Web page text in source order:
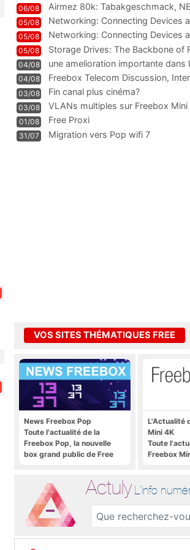
06/08
Airmez 80k: Tabakgeschmack,
Technologie und Leistung im
05/08 Networking: Connecting Devices
05/08
Networking: Connecting Devices
Information
05/08
Storage Drives: The Backbone of
Management
04/08
une amelioration importante dans
WIFI
04/08
Freebox Telecom Discussion,
Communi
03/08 Fin canal plus cinéma?
03/08 VLANs multiples sur Freebox Mini
01/08 Free Proxi
31/07 Migration vers Pop wifi 7
VOS SITES THÉMATIQUES FREE
News Freebox Pop
Toute l'actualité de la
Freebox Pop, la nouvelle
box grand public de Free
L'Actualité
Mini 4K
Toute
Freebox
Actuly L'info